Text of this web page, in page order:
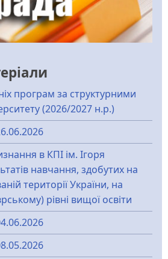
програм за структурними
(2026/2027 н.р.)
в КПІ ім. Ігоря
навчання, здобутих на
території України, на
рівні вищої освіти